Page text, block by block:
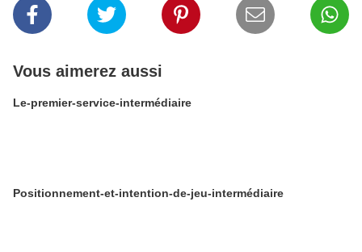
Vous aimerez aussi
Le-premier-service-intermédiaire
Positionnement-et-intention-de-jeu-intermédiaire